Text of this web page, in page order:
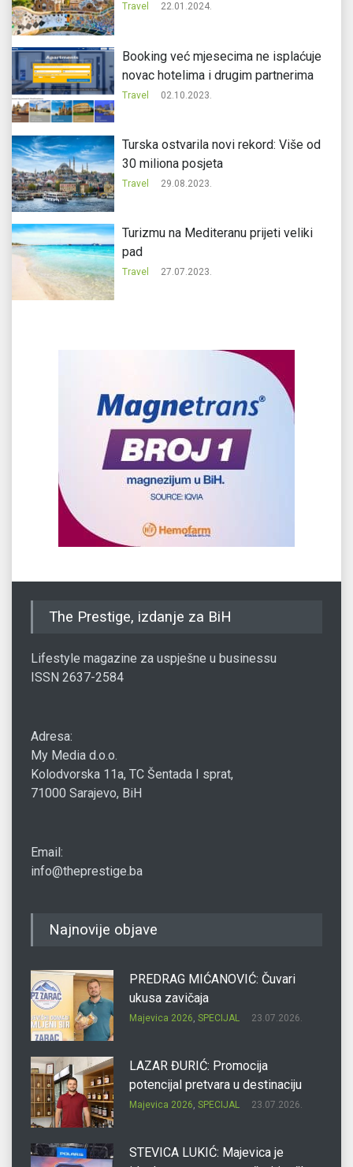
Travel 22.01.2024.
Booking već mjesecima ne isplaćuje
novac hotelima i drugim partnerima
Travel 02.10.2023.
Turska ostvarila novi rekord: Više od
30 miliona posjeta
Travel 29.08.2023.
Turizmu na Mediteranu prijeti veliki
pad
Travel 27.07.2023.
The Prestige, izdanje za BiH
Lifestyle magazine za uspješne u businessu
ISSN 2637-2584
Adresa:
My Media d.o.o.
Kolodvorska 11a, TC Šentada I sprat,
71000 Sarajevo, BiH
Email:
info@theprestige.ba
Najnovije objave
PREDRAG MIĆANOVIĆ: Čuvari
ukusa zavičaja
Majevica 2026, SPECIJAL 23.07.2026.
LAZAR ĐURIĆ: Promocija
potencijal pretvara u destinaciju
Majevica 2026, SPECIJAL 23.07.2026.
STEVICA LUKIĆ: Majevica je